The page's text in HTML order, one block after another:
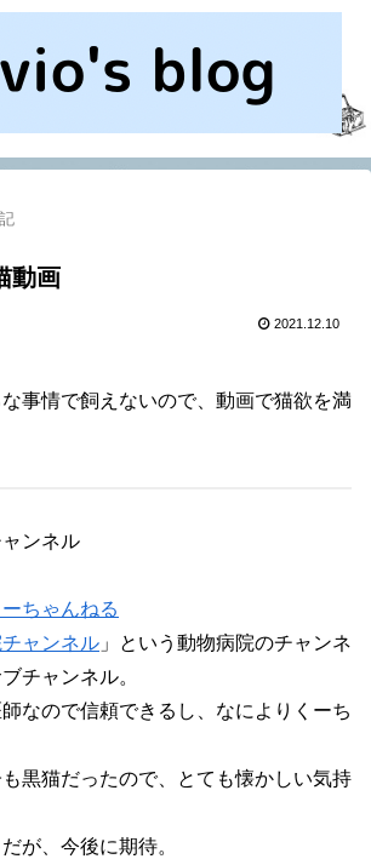
動画
2021.12.10
事情で飼えないので、動画で猫欲を満
ンネル
ちゃんねる
ャンネル 」という動物病院のチャンネ
チャンネル。
なので信頼できるし、なによりくーち
黒猫だったので、とても懐かしい気持
が、今後に期待。